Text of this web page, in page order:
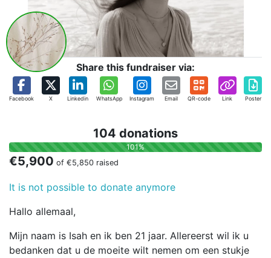
Share this fundraiser via:
Facebook X Linkedin WhatsApp Instagram Email QR-code Link Poster
104 donations
101%
€5,900 of €5,850 raised
It is not possible to donate anymore
Hallo allemaal,
Mijn naam is Isah en ik ben 21 jaar. Allereerst wil ik u
bedanken dat u de moeite wilt nemen om een stukje